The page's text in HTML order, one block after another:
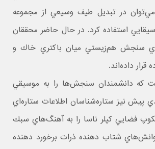
در تبديل طيف وسيعي از مجموعه
استفاده كرد. در حال حاضر محققان
سنجش هم‌زيستي ميان باكتري خاك و
قرار داده‌اند.
كه دانشمندان سنجش‌ها را به موسيقي
پيش نيز ستاره‌شناسان اطلاعات ستاره‌اي
فضايي كپلر ناسا را به آهنگ‌هاي سبك
شتاب دهنده ذرات برخورد دهنده